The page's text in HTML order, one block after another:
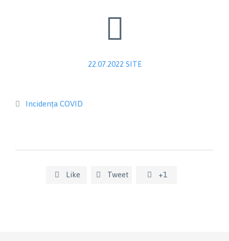

22.07.2022 SITE
 Category
Incidența COVID
 Like  Tweet  +1